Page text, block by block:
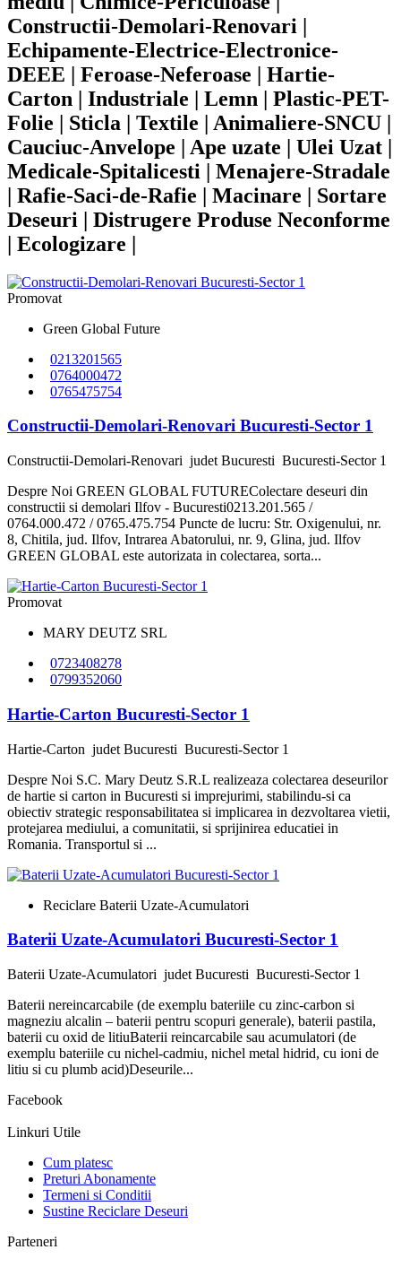
Constructii-Demolari-Renovari |
Echipamente-Electrice-Electronice-
DEEE | Feroase-Neferoase | Hartie-
Carton | Industriale | Lemn | Plastic-PET-
Folie | Sticla | Textile | Animaliere-SNCU |
Cauciuc-Anvelope | Ape uzate | Ulei Uzat |
Medicale-Spitalicesti | Menajere-Stradale
| Rafie-Saci-de-Rafie | Macinare | Sortare
Deseuri | Distrugere Produse Neconforme
| Ecologizare |
Promovat
Green Global Future
0213201565
0764000472
0765475754
Constructii-Demolari-Renovari Bucuresti-Sector 1
Constructii-Demolari-Renovari judet Bucuresti Bucuresti-Sector 1
Despre Noi GREEN GLOBAL FUTUREColectare deseuri din
constructii si demolari Ilfov - Bucuresti0213.201.565 /
0764.000.472 / 0765.475.754 Puncte de lucru: Str. Oxigenului, nr.
8, Chitila, jud. Ilfov, Intrarea Abatorului, nr. 9, Glina, jud. Ilfov
GREEN GLOBAL este autorizata in colectarea, sorta...
Promovat
MARY DEUTZ SRL
0723408278
0799352060
Hartie-Carton Bucuresti-Sector 1
Hartie-Carton judet Bucuresti Bucuresti-Sector 1
Despre Noi S.C. Mary Deutz S.R.L realizeaza colectarea deseurilor
de hartie si carton in Bucuresti si imprejurimi, stabilindu-si ca
obiectiv strategic responsabilitatea si implicarea in dezvoltarea vietii,
protejarea mediului, a comunitatii, si sprijinirea educatiei in
Romania. Transportul si ...
Reciclare Baterii Uzate-Acumulatori
Baterii Uzate-Acumulatori Bucuresti-Sector 1
Baterii Uzate-Acumulatori judet Bucuresti Bucuresti-Sector 1
Baterii nereincarcabile (de exemplu bateriile cu zinc-carbon si
magneziu alcalin – baterii pentru scopuri generale), baterii pastila,
baterii cu oxid de litiuBaterii reincarcabile sau acumulatori (de
exemplu bateriile cu nichel-cadmiu, nichel metal hidrid, cu ioni de
litiu si cu plumb acid)Deseurile...
Facebook
Linkuri Utile
Cum platesc
Preturi Abonamente
Termeni si Conditii
Sustine Reciclare Deseuri
Parteneri